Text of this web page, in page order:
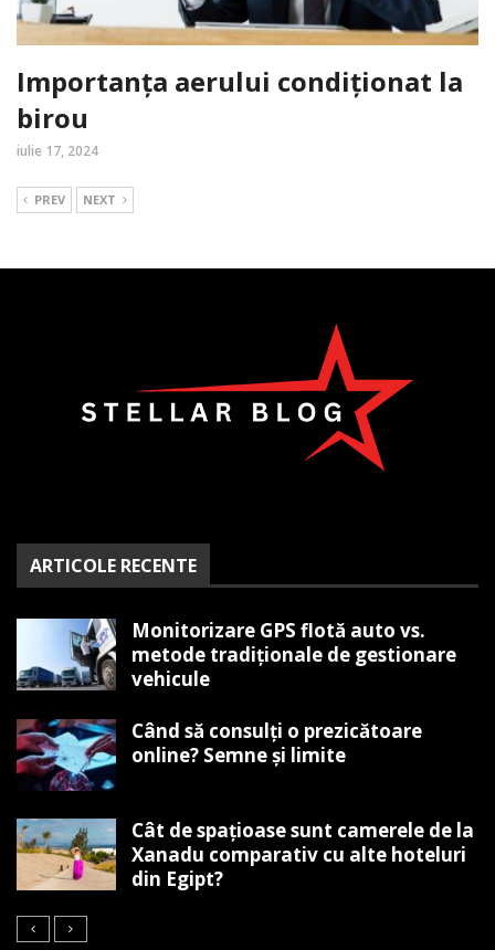
Importanța aerului condiționat la
birou
iulie 17, 2024
PREV NEXT
ARTICOLE RECENTE
Monitorizare GPS flotă auto vs.
metode tradiționale de gestionare
vehicule
Când să consulți o prezicătoare
online? Semne și limite
Cât de spațioase sunt camerele de la
Xanadu comparativ cu alte hoteluri
din Egipt?